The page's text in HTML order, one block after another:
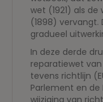
wet (1921) als
(1898) vervangt.
gradueel
In deze derde
reparatiewet van
tevens richtlijn
Parlement en de